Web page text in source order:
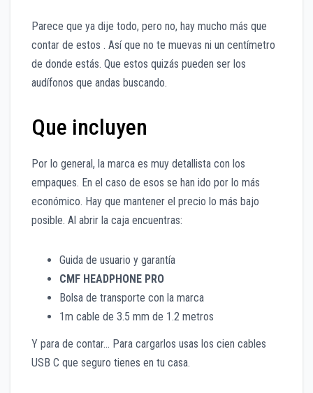
Parece que ya dije todo, pero no, hay mucho más que
contar de estos . Así que no te muevas ni un centímetro
de donde estás. Que estos quizás pueden ser los
audífonos que andas buscando.
Que incluyen
Por lo general, la marca es muy detallista con los
empaques. En el caso de esos se han ido por lo más
económico. Hay que mantener el precio lo más bajo
posible. Al abrir la caja encuentras:
Guida de usuario y garantía
CMF HEADPHONE PRO
Bolsa de transporte con la marca
1m cable de 3.5 mm de 1.2 metros
Y para de contar… Para cargarlos usas los cien cables
USB C que seguro tienes en tu casa.